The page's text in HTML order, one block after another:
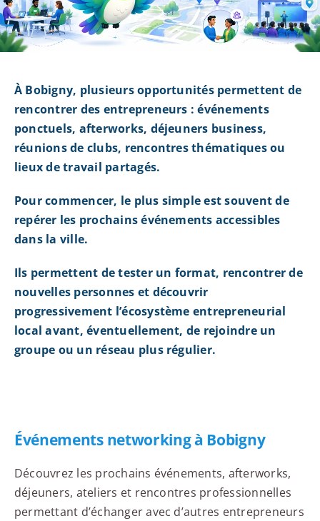
À Bobigny, plusieurs opportunités permettent de
rencontrer des entrepreneurs : événements
ponctuels, afterworks, déjeuners business,
réunions de clubs, rencontres thématiques ou
lieux de travail partagés.
Pour commencer, le plus simple est souvent de
repérer les prochains événements accessibles
dans la ville.
Ils permettent de tester un format, rencontrer de
nouvelles personnes et découvrir
progressivement l’écosystème entrepreneurial
local avant, éventuellement, de rejoindre un
groupe ou un réseau plus régulier.
Événements networking à Bobigny
Découvrez les prochains événements, afterworks,
déjeuners, ateliers et rencontres professionnelles
permettant d’échanger avec d’autres entrepreneurs